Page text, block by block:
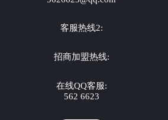
客服热线2:
招商加盟热线:
在线QQ客服:
562 6623